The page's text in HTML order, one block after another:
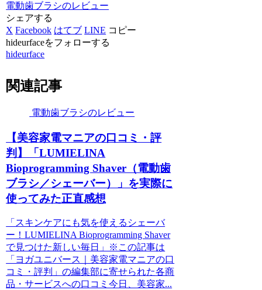
電動歯ブラシのレビュー
シェアする
X Facebook はてブ LINE コピー
hideurfaceをフォローする
hideurface
関連記事
電動歯ブラシのレビュー
【美容家電マニアの口コミ・評
判】「LUMIELINA
Bioprogramming Shaver（電動歯
ブラシ／シェーバー）」を実際に
使ってみた正直感想
「スキンケアにも気を使えるシェーバ
ー！LUMIELINA Bioprogramming Shaver
で見つけた新しい毎日」※この記事は
「ヨガユニバース｜美容家電マニアの口
コミ・評判」の編集部に寄せられた各商
品・サービスへの口コミ今日、美容家...